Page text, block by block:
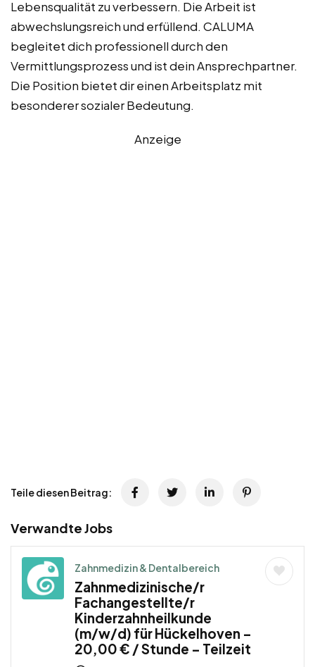
Lebensqualität zu verbessern. Die Arbeit ist
abwechslungsreich und erfüllend. CALUMA
begleitet dich professionell durch den
Vermittlungsprozess und ist dein Ansprechpartner.
Die Position bietet dir einen Arbeitsplatz mit
besonderer sozialer Bedeutung.
Anzeige
Teile diesen Beitrag:
Verwandte Jobs
Zahnmedizin & Dentalbereich
Zahnmedizinische/r
Fachangestellte/r
Kinderzahnheilkunde
(m/w/d) für Hückelhoven –
20,00 € / Stunde – Teilzeit